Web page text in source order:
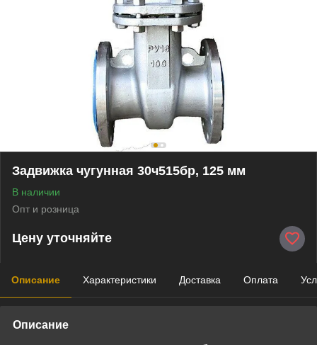
Задвижка чугунная 30ч515бр, 125 мм
В наличии
Опт и розница
Цену уточняйте
Описание Характеристики Доставка Оплата
Описание